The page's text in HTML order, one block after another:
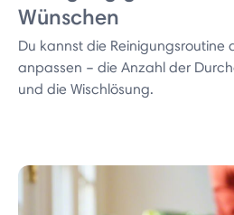
Wünschen
Du kannst die Reinigungsroutine
anpassen – die Anzahl der
und die Wischlösung.